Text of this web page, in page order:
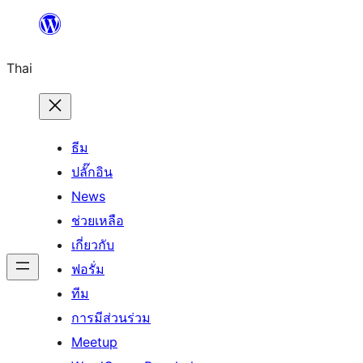
ยัง
เนื้อหา
Thai
ธีม
ปลั๊กอิน
News
ช่วยเหลือ
เกี่ยวกับ
ฟอรั่ม
ทีม
การมีส่วนร่วม
Meetup